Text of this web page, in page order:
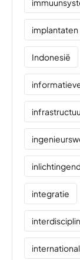
implantaten
Indonesië
integratie